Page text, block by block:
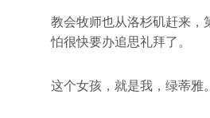
教会牧师也从洛杉矶赶来，
怕很快要办追思礼拜了。
这个女孩，就是我，绿蒂雅。